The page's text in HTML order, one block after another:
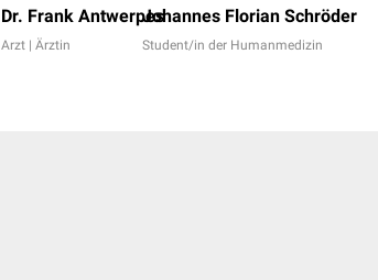
Dr. Frank Antwerpes
Arzt | Ärztin
Johannes Florian Schröder
Student/in der Humanmedizin